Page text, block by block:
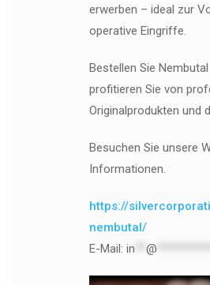
erwerben – ideal zur
operative Eingriffe.
Bestellen Sie
profitieren Sie von
Originalprodukten und
Besuchen Sie unsere
Informationen.
https://
nembutal/
E-Mail: in @